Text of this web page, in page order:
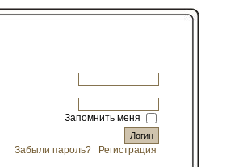
Запомнить меня
Забыли пароль? Регистрация